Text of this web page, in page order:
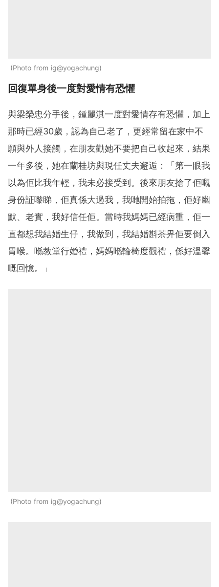
Photo from ig@yogachung
回復單身後一度對愛情有恐懼
與梁榮忠分手後，鍾麗淇一度對愛情存有恐懼，加上
那時已經30歲，認為自己老了，更經常留在家中不
願與外人接觸，在朋友勸她不要把自己收起來，結果
一年多後，她在蘭桂坊與現任丈夫邂逅：「第一眼我
以為佢比我年輕，我未必接受到。後來朋友搶了佢嘅
身份証嚟睇，佢真係大過我，我哋開始拍拖，佢好幽
默、老實，我好信任佢。當時我媽媽已經病重，佢一
直都想我結婚生仔，我做到，我結婚斟茶畀佢要倒入
胃喉。喺教堂行婚禮，媽媽喺輪椅度觀禮，係好溫馨
嘅回憶。」
Photo from ig@yogachung